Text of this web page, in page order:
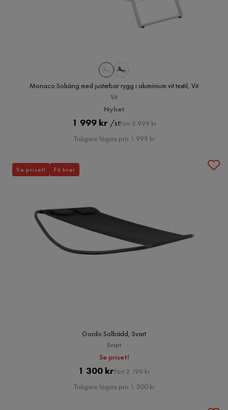
Monaco Solsäng med justerbar rygg i aluminium vit textil, Vit
Vit
Nyhet
Pris
1 999 kr /st
Original
Pris
Förr 3 999 kr
Tidigare lägsta pris 1 999 kr
Gordo Solbädd, Svart
Svart
Se priset!
Pris
1 300 krOriginal
Pris
Förr 2 199 kr
Tidigare lägsta pris 1 300 kr
Se priset! Få kvar